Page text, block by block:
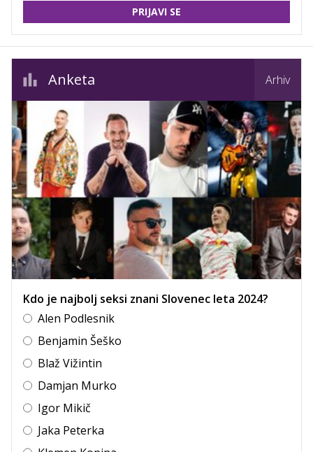
PRIJAVI SE
Anketa Arhiv
Kdo je najbolj seksi znani Slovenec leta 2024?
Alen Podlesnik
Benjamin Šeško
Blaž Vižintin
Damjan Murko
Igor Mikič
Jaka Peterka